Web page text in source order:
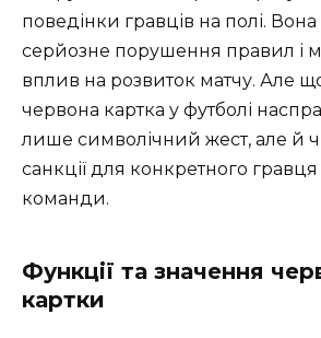
поведінки гравців на полі. Вона
серйозне порушення правил і
вплив на розвиток матчу. Але
червона картка у футболі
лише символічний жест, але й
санкції для конкретного гравця
команди.
Функції та значення
картки